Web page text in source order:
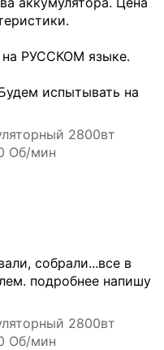
РУССКОМ языке.
испытывать на
2800вт
Об/мин
собрали...все в
подробнее напишу
2800вт
Об/мин